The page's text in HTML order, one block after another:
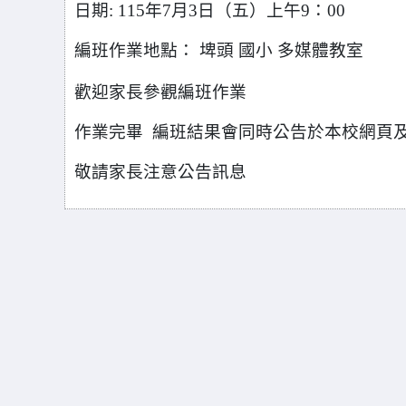
日期: 115年7月3日（五）上午9：00
編班作業地點： 埤頭 國小 多媒體教室
歡迎家長參觀編班作業
作業完畢 編班結果會同時公告於本校網頁
敬請家長注意公告訊息